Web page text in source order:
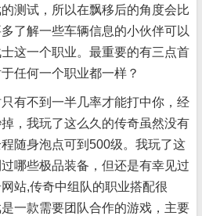
测试，所以在飘移后的角度会比
了解一些车辆信息的小伙伴可以
这一个职业。最重要的有三点首
任何一个职业都一样？
不到一半几率才能打中你，经
，我玩了这么久的传奇虽然没有
随身泡点可到500级。我玩了这
哪些极品装备，但还是有幸见过
站,传奇中组队的职业搭配很
一款需要团队合作的游戏，主要